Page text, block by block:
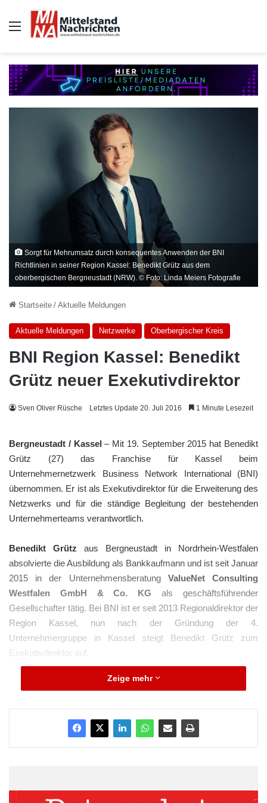
Auswahl
Sorgt für Mehrumsatz durch konsequentes Anwenden der BNI
Richtlinien in seiner Region Kassel: Benedikt Grütz aus dem
oberbergischen Bergneustadt (NRW). © Foto: Linda Meiers Fotografie
Startseite / Aktuelle Meldungen
Aktuelle Meldungen Netzwerke Oberbergischer Kreis
BNI Region Kassel: Benedikt
Grütz neuer Exekutivdirektor
Sven Oliver Rüsche Letztes Update 20. Juli 2016 1 Minute Lesezeit
Bergneustadt / Kassel – Mit 19. September 2015 hat Benedikt
Grütz (27) das Franchise für Kassel beim
Unternehmernetzwerk Business Network International (BNI)
übernommen. Er ist als Exekutivdirektor für die Erweiterung des
Netzwerks und für die ständige Begleitung der bestehenden
Unternehmerteams verantwortlich.
Benedikt Grütz aus Bergneustadt in Nordrhein-Westfalen
absolvierte die Ausbildung als Bankkaufmann und ist seit Januar
2015 in der Unternehmensberatung ValueNet Consulting
Westfalen GmbH & Co. KG als geschäftsführender
Gesellschafter tätig. Bei BNI ist er seit 2013 Regionaldirektor der
Region Kassel, nun nach der Gründung der 4.
Unternehmergruppe in Kassel steigt Benedikt Grütz zum
Exekutivdirektor auf.
„Für mich stellt die Übernahme der
Tätigkeit als Regionaldirektor dar. In
Zeige mehr